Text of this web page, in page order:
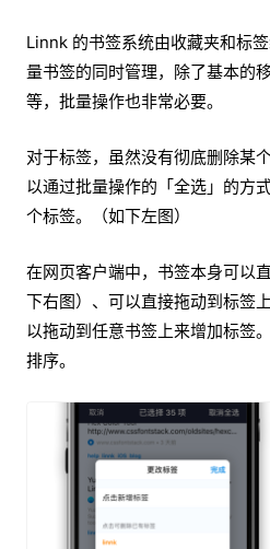
Linnk 的书签系统由收藏夹和标
量书签的同时管理，除了基本的
等，批量操作也非常必要。
对于标签，虽然没有彻底删除某
以通过批量操作的「全选」的方
个标签。（如下左图）
在网页客户端中，书签本身可以
下右图）、可以直接拖动到标签
以拖动到任意书签上来增加标签
排序。